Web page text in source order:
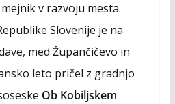
v razvoju mesta.
Slovenije je na
med Župančičevo in
leto pričel z gradnjo
Ob Kobiljskem